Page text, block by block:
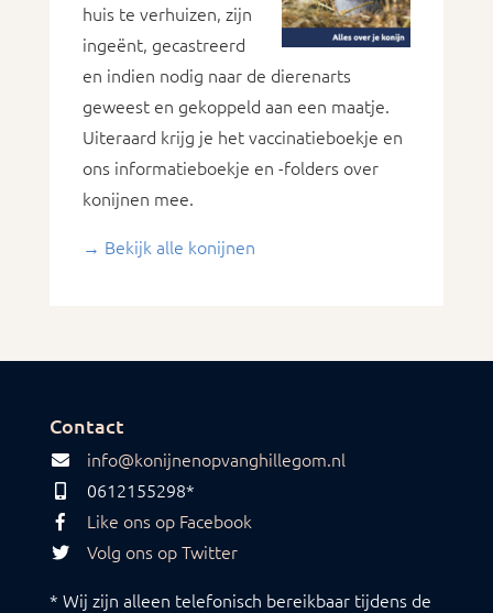
huis te verhuizen, zijn
ingeënt, gecastreerd
en indien nodig naar de dierenarts
geweest en gekoppeld aan een maatje.
Uiteraard krijg je het vaccinatieboekje en
ons informatieboekje en -folders over
konijnen mee.
→ Bekijk alle konijnen
Contact
info@konijnenopvanghillegom.nl
0612155298*
Like ons op Facebook
Volg ons op Twitter
* Wij zijn alleen telefonisch bereikbaar tijdens de